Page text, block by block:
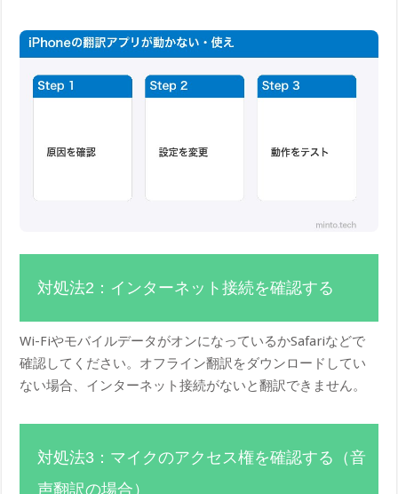
対処法2：インターネット接続を確認する
Wi-FiやモバイルデータがオンになっているかSafariなどで
確認してください。オフライン翻訳をダウンロードしてい
ない場合、インターネット接続がないと翻訳できません。
対処法3：マイクのアクセス権を確認する（音
声翻訳の場合）